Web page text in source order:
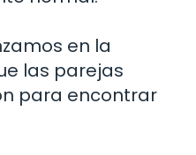
en la
las parejas
para encontrar